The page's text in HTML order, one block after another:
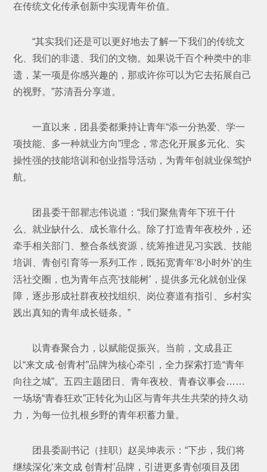
在传统文化传承创新中实现青年价值。
“其实我们还是可以更好地去了解一下我们的传统文
化、我们的非遗、我们的文物。如果说千百个种类中的非
遗，某一项是你感兴趣的，那或许你可以为它去拓展自己
的视野。”苏清吾分享道。
一直以来，团县委都秉持让青年“添一分热爱、学一
项技能、多一种就业方向”理念，常态化开展多元化、实
操性强的技能培训和创业指导活动，为青年创就业保驾护
航。
团县委干部瞿志伟说道：“我们聚焦青年下班干什
么、就业缺什么、成长靠什么。除了打造青年夜校外，还
牵手相关部门、整合条线资源，统筹推进见习实践、技能
培训、青创引育等一系列工作，既拓宽青年‘8小时外’的生
活社交圈，也为青年点亮‘技能树’，提供多元化就创业保
障，逐步形成社群夜校找组织、岗位赛道有指引、乡村实
践出真知的青年成长链条。”
以青春聚合力，以赋能促振兴。当前，文成县正
以“来文成·创青村”品牌为核心牵引，全力探索打造“青年
向往之城”。五四主题团日、青年夜校、青春议事会……
一场场“青春狂欢”正转化为山区与青年共生共荣的持久动
力，为每一位扎根乡野的青年积蓄力量。
团县委副书记（挂职）赵吴坤表示：“下步，我们将
继续深化‘来文成 创青村’品牌，引进更多青创项目及团